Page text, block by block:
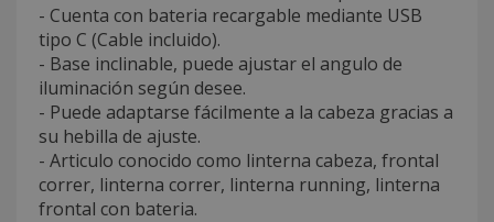
- Cuenta con bateria recargable mediante USB
tipo C (Cable incluido).
- Base inclinable, puede ajustar el angulo de
iluminación según desee.
- Puede adaptarse fácilmente a la cabeza gracias a
su hebilla de ajuste.
- Articulo conocido como linterna cabeza, frontal
correr, linterna correr, linterna running, linterna
frontal con bateria.